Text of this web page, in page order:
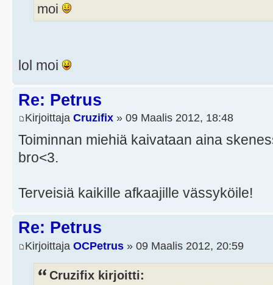
moi
lol moi
Re: Petrus
Kirjoittaja Cruzifix » 09 Maalis 2012, 18:48
Toiminnan miehiä kaivataan aina
bro<3.
Terveisiä kaikille afkaajille vässyköile!
Re: Petrus
Kirjoittaja OCPetrus » 09 Maalis 2012, 20:59
Cruzifix kirjoitti: